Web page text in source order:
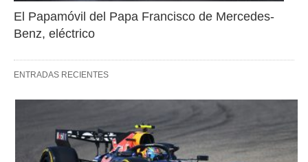
El Papamóvil del Papa Francisco de Mercedes-
Benz, eléctrico
ENTRADAS RECIENTES